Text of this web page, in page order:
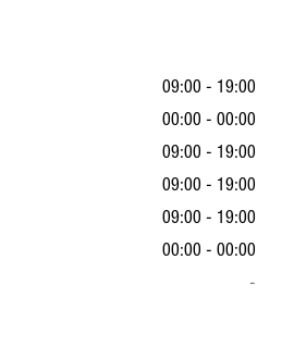
09:00 - 19:00
00:00 - 00:00
09:00 - 19:00
09:00 - 19:00
09:00 - 19:00
00:00 - 00:00
-